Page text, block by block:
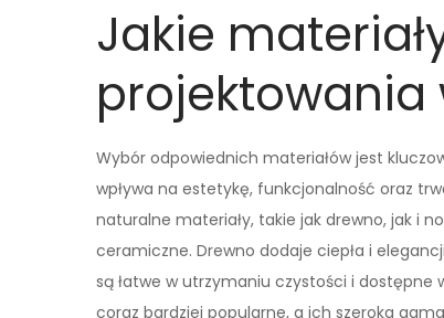
Jakie
projektowania
Wybór odpowiednich materiałów jest
wpływa na estetykę, funkcjonalność oraz
naturalne materiały, takie jak drewno, jak i
ceramiczne. Drewno dodaje ciepła i
są łatwe w utrzymaniu czystości i dostępne
coraz bardziej popularne, a ich szeroka